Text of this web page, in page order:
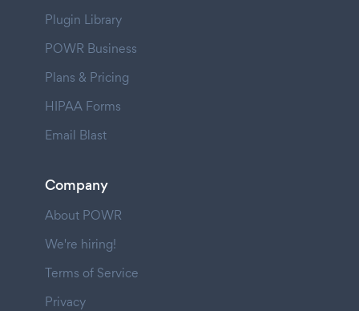
Plugin Library
POWR Business
Plans & Pricing
HIPAA Forms
Email Blast
Company
About POWR
We're hiring!
Terms of Service
Privacy